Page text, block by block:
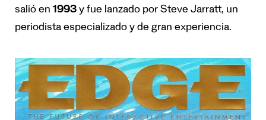
salió en 1993 y fue lanzado por Steve Jarratt, un
periodista especializado y de gran experiencia.